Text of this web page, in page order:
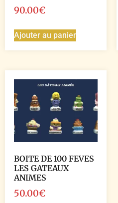
90.00€
Ajouter au panier
BOITE DE 100 FEVES
LES GATEAUX
ANIMES
50.00€